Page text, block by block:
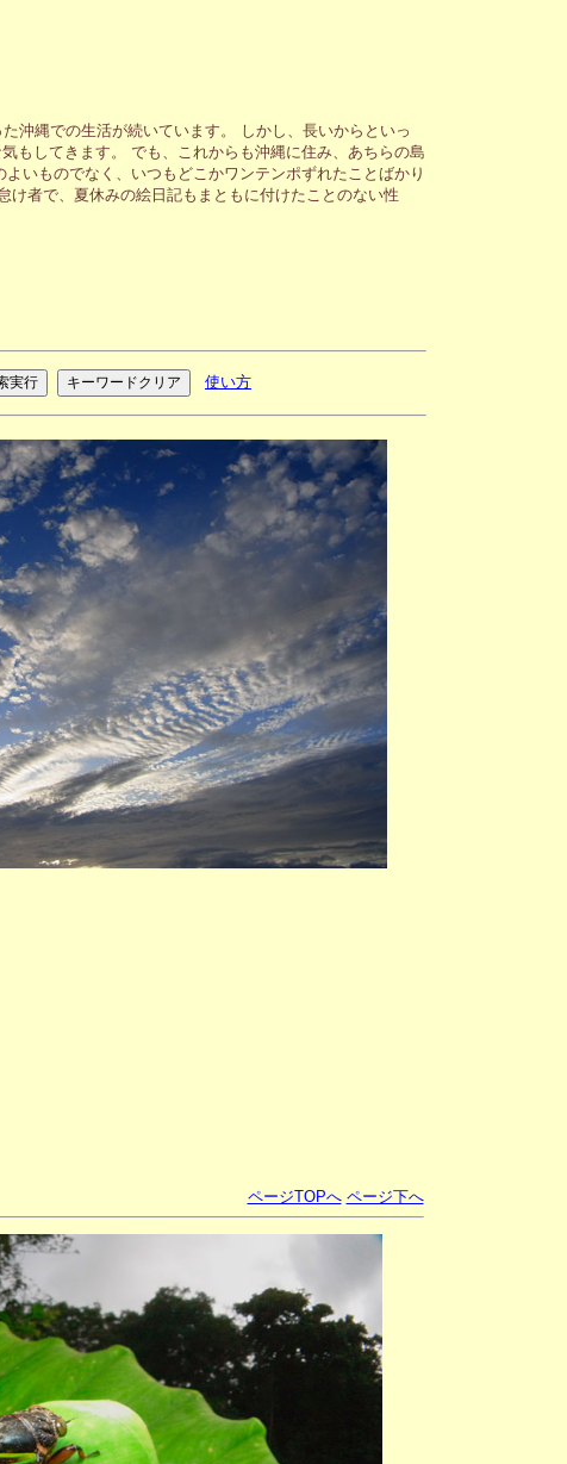
沖縄での生活が続いています。 しかし、長いからといっ
もしてきます。 でも、これからも沖縄に住み、あちらの島
いものでなく、いつもどこかワンテンポずれたことばかり
者で、夏休みの絵日記もまともに付けたことのない性
使い方
ページTOPへ ページ下へ